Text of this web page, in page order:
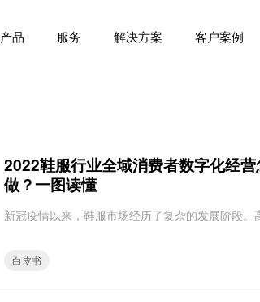
产品 服务 解决方案 客户案例
2022鞋服行业全域消费者数字化经
做？一图读懂
白皮书